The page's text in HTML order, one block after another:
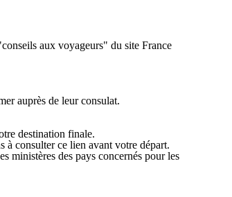
aux voyageurs" du site France
auprès de leur consulat.
destination finale.
consulter ce lien avant votre départ.
ministères des pays concernés pour les